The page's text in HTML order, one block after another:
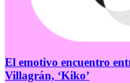
El emotivo encuentro
Villagrán, ‘Kiko’